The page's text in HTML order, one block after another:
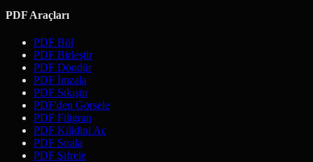
PDF Araçları
PDF Böl
PDF Birleştir
PDF Döndür
PDF İmzala
PDF Sıkıştır
PDF'den Görsele
PDF Filigran
PDF Kilidini Aç
PDF Sırala
PDF Şifrele